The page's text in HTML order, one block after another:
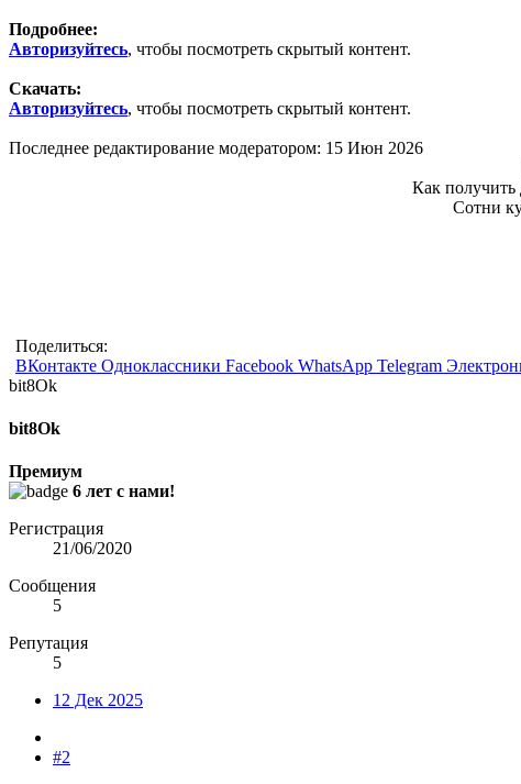
Подробнее:
Авторизуйтесь, чтобы посмотреть скрытый контент.
Скачать:
Авторизуйтесь, чтобы посмотреть скрытый контент.
Последнее редактирование модератором: 15 Июн 2026
Как получить
Сотни
Поделиться:
ВКонтакте Одноклассники Facebook WhatsApp Telegram
bit8Ok
bit8Ok
Премиум
6 лет с нами!
Регистрация
21/06/2020
Сообщения
5
Репутация
5
12 Дек 2025
#2